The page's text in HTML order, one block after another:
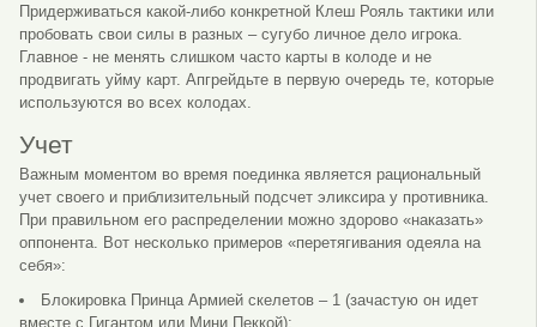
Придерживаться какой-либо конкретной Клеш Рояль тактики или
пробовать свои силы в разных – сугубо личное дело игрока.
Главное - не менять слишком часто карты в колоде и не
продвигать уйму карт. Апгрейдьте в первую очередь те, которые
используются во всех колодах.
Учет
Важным моментом во время поединка является рациональный
учет своего и приблизительный подсчет эликсира у противника.
При правильном его распределении можно здорово «наказать»
оппонента. Вот несколько примеров «перетягивания одеяла на
себя»:
Блокировка Принца Армией скелетов – 1 (зачастую он идет
вместе с Гигантом или Мини Пеккой);